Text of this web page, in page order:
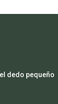
dedo pequeño